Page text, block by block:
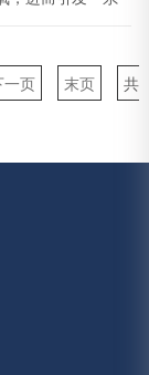
一页 末页
共